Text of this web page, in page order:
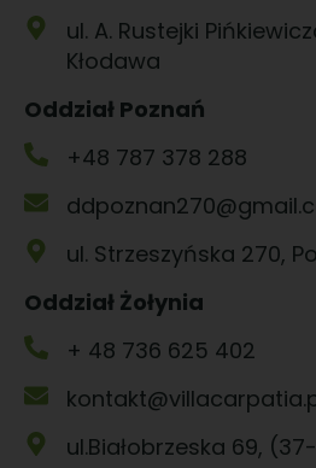
ul. A. Rustejki
Kłodawa
Oddział Poznań
+48 787 378 288
ul. Strzeszyńska 270,
Oddział Żołynia
+ 48 736 625 402
ul.Białobrzeska 69, (37-